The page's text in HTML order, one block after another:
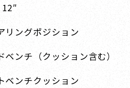
リングポジション
ンチ（クッション含む）
ベンチクッション